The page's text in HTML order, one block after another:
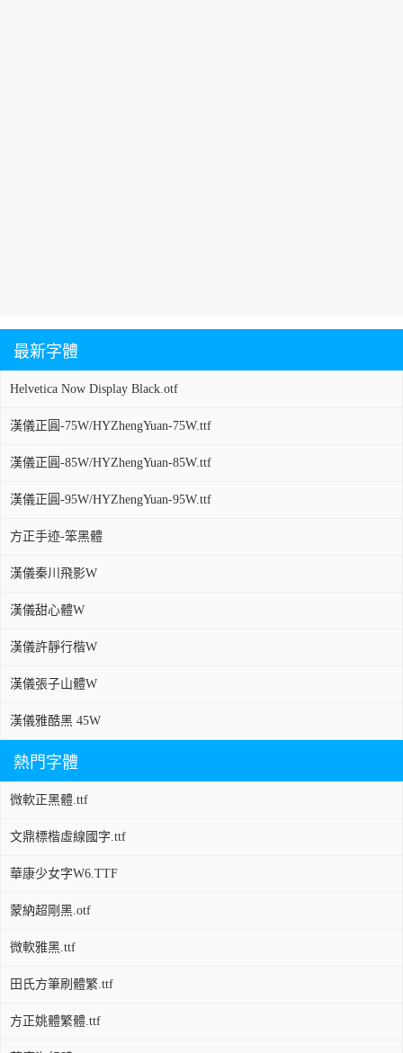
最新字體
Helvetica Now Display Black.otf
漢儀正圓-75W/HYZhengYuan-75W.ttf
漢儀正圓-85W/HYZhengYuan-85W.ttf
漢儀正圓-95W/HYZhengYuan-95W.ttf
方正手迹-笨黑體
漢儀秦川飛影W
漢儀甜心體W
漢儀許靜行楷W
漢儀張子山體W
漢儀雅酷黑 45W
熱門字體
微軟正黑體.ttf
文鼎標楷虛線國字.ttf
華康少女字W6.TTF
蒙納超剛黑.otf
微軟雅黑.ttf
田氏方筆刷體繁.ttf
方正姚體繁體.ttf